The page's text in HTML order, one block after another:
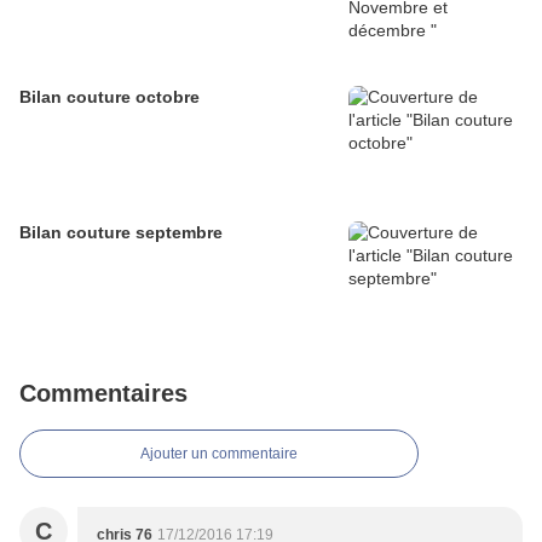
Bilan couture octobre
Bilan couture septembre
Commentaires
Ajouter un commentaire
C chris 76 17/12/2016 17:19